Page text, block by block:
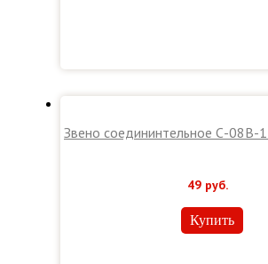
Звено соедининтельное С-08В-
49 руб.
Купить